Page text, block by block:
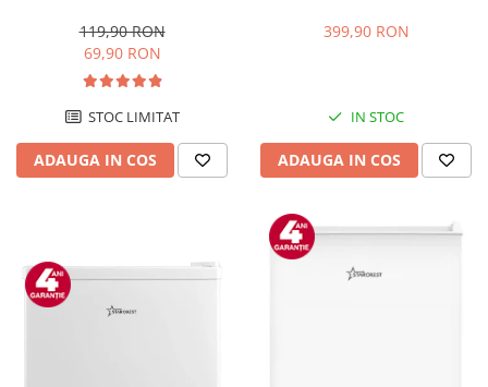
invelis ceramic antiaderent,
30 cm, Inox / Negru
119,90 RON
69,90 RON
STOC LIMITAT
ADAUGA IN COS
Accesorii, 10 Viteze + Pulse,
399,90 RON
IN STOC
ADAUGA IN COS